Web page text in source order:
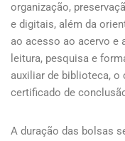
organização,
e digitais, além da
ao acesso ao acervo e
leitura, pesquisa e
auxiliar de biblioteca, o
certificado de
A duração das bolsas